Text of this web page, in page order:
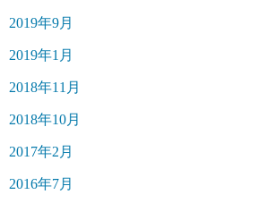
2019年9月
2019年1月
2018年11月
2018年10月
2017年2月
2016年7月